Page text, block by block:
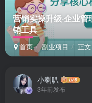
营销实操升级·企业
销工具
首页 副业项目 正文
小喇叭
3年前发布